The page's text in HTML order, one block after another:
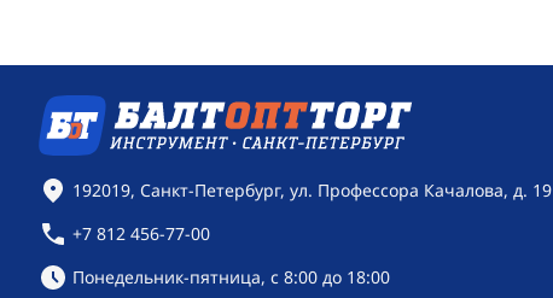
Контактная информация
192019, Санкт-Петербург, ул. Профессора Качалова, д. 19
+7 812 456-77-00
Режим работы:
Понедельник-пятница, с 8:00 до 18:00